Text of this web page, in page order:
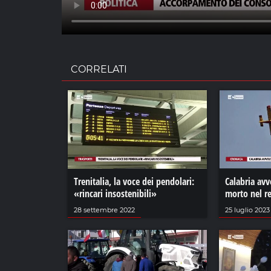
CORRELATI
Trenitalia, la voce dei pendolari:
«rincari insostenibili»
28 settembre 2022
Calabria
morto nel
25 luglio 2023